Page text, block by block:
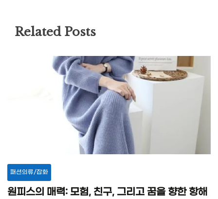
Related Posts
패션의류/잡화
원피스의 매력: 모험, 친구, 그리고 꿈을 향한 항해